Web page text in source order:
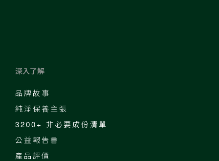
深入了解
品牌故事
純淨保養主張
3200+ 非必要成份清單
公益報告書
產品評價